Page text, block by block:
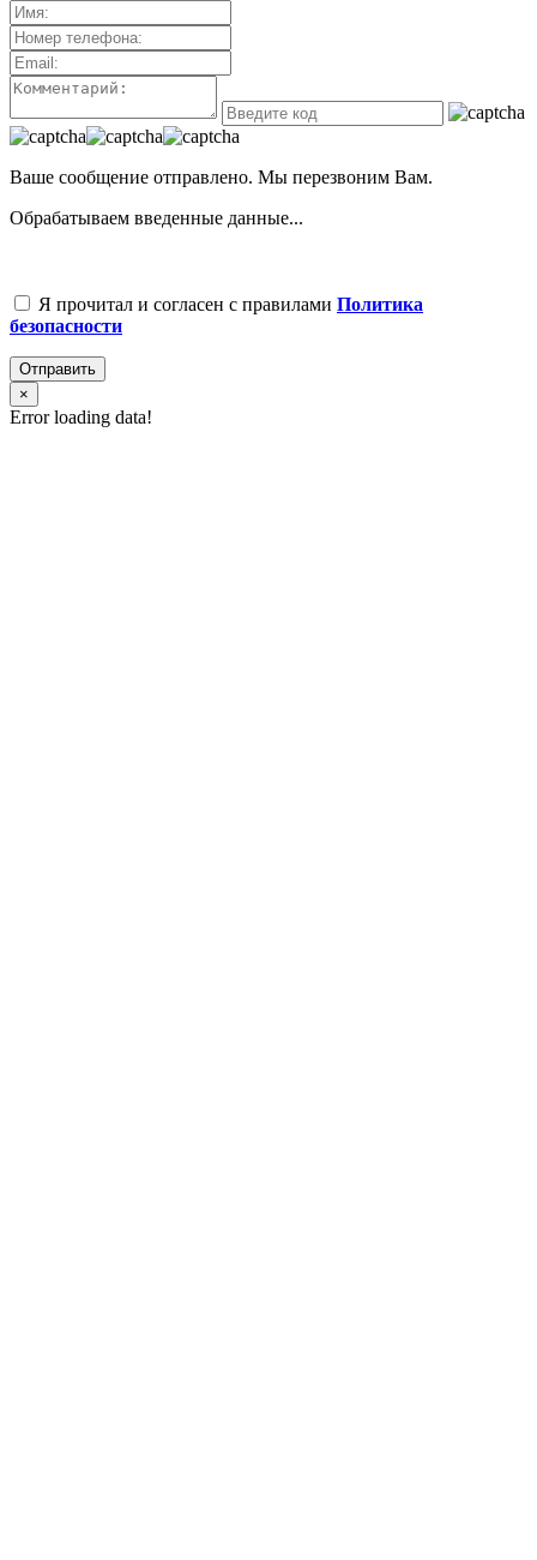
Ваше сообщение отправлено. Мы перезвоним Вам.
Обрабатываем введенные данные...
Я прочитал и согласен с правилами Политика
безопасности
Отправить
×
Error loading data!